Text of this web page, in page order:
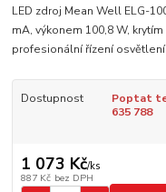
LED zdroj Mean Well ELG-
mA, výkonem 100,8 W,
profesionální řízení
Dostupnost
Poptat
635 788
1 073 Kč/ks
887 Kč bez DPH